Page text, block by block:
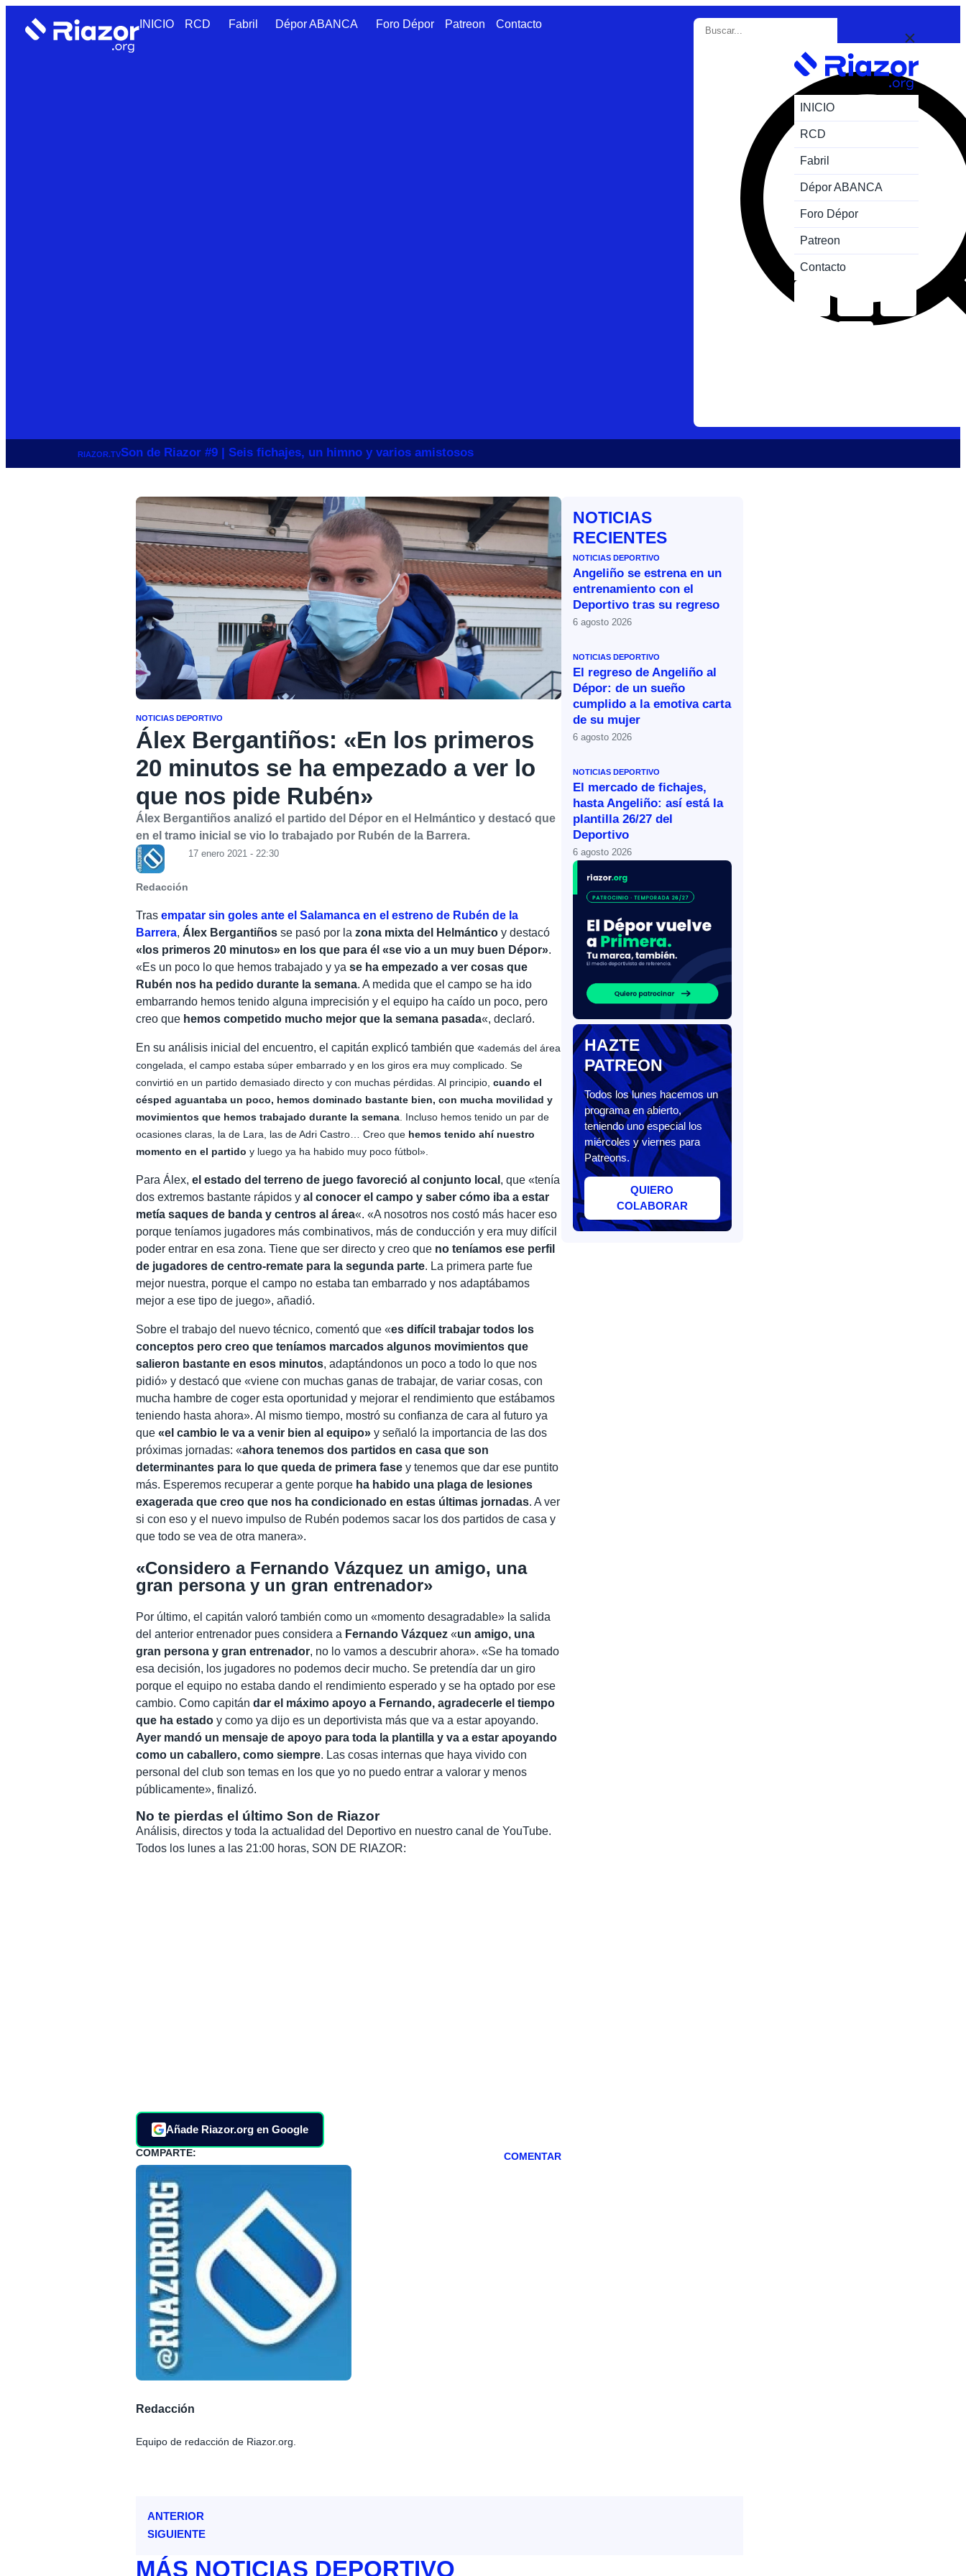
INICIO RCD Fabril Dépor ABANCA Foro Dépor Patreon Contacto
INICIO
RCD
Fabril
Dépor ABANCA
Foro Dépor
Patreon
Contacto
RIAZOR.TVSon de Riazor #9 | Seis fichajes, un himno y varios amistosos
NOTICIAS DEPORTIVO
Álex Bergantiños: «En los primeros
20 minutos se ha empezado a ver lo
que nos pide Rubén»
Álex Bergantiños analizó el partido del Dépor en el Helmántico y destacó que
en el tramo inicial se vio lo trabajado por Rubén de la Barrera.
Redacción
17 enero 2021 - 22:30
Trasempatar sin goles ante el Salamanca en el estreno de Rubén de la
Barrera, Álex Bergantiños se pasó por lazona mixta del Helmántico y destacó
«los primeros 20 minutos» en los que para él «se vio a un muy buen Dépor».
«Es un poco lo que hemos trabajado y yase ha empezado a ver cosas que
Rubén nos ha pedido durante la semana. A medida que el campo se ha ido
embarrando hemos tenido alguna imprecisión y el equipo ha caído un poco, pero
creo que hemos competido mucho mejor que la semana pasada«, declaró.
En su análisis inicial del encuentro, el capitán explicó también que «además del área
congelada, el campo estaba súper embarrado y en los giros era muy complicado. Se
convirtió en un partido demasiado directo y con muchas pérdidas. Al principio,cuando el
césped aguantaba un poco, hemos dominado bastante bien, con mucha movilidad y
movimientos que hemos trabajado durante la semana . Incluso hemos tenido un par de
ocasiones claras, la de Lara, las de Adri Castro… Creo que hemos tenido ahí nuestro
momento en el partido y luego ya ha habido muy poco fútbol».
Para Álex,el estado del terreno de juego favoreció al conjunto local , que «tenía
dos extremos bastante rápidos y al conocer el campo y saber cómo iba a estar
metía saques de banda y centros al área«. «A nosotros nos costó más hacer eso
porque teníamos jugadores más combinativos, más de conducción y era muy difícil
poder entrar en esa zona. Tiene que ser directo y creo que no teníamos ese perfil
de jugadores de centro-remate para la segunda parte. La primera parte fue
mejor nuestra, porque el campo no estaba tan embarrado y nos adaptábamos
mejor a ese tipo de juego», añadió.
Sobre el trabajo del nuevo técnico, comentó que «es difícil trabajar todos los
conceptos pero creo que teníamos marcados algunos movimientos que
salieron bastante en esos minutos, adaptándonos un poco a todo lo que nos
pidió» y destacó que «viene con muchas ganas de trabajar, de variar cosas, con
mucha hambre de coger esta oportunidad y mejorar el rendimiento que estábamos
teniendo hasta ahora». Al mismo tiempo, mostró su confianza de cara al futuro ya
que «el cambio le va a venir bien al equipo» y señaló la importancia de las dos
próximas jornadas: «ahora tenemos dos partidos en casa que son
determinantes para lo que queda de primera fase y tenemos que dar ese puntito
más. Esperemos recuperar a gente porque ha habido una plaga de lesiones
exagerada que creo que nos ha condicionado en estas últimas jornadas. A ver
si con eso y el nuevo impulso de Rubén podemos sacar los dos partidos de casa y
que todo se vea de otra manera».
«Considero a Fernando Vázquez un amigo, una
gran persona y un gran entrenador»
Por último, el capitán valoró también como un «momento desagradable» la salida
del anterior entrenador pues considera a Fernando Vázquez «un amigo, una
gran persona y gran entrenador, no lo vamos a descubrir ahora». «Se ha tomado
esa decisión, los jugadores no podemos decir mucho. Se pretendía dar un giro
porque el equipo no estaba dando el rendimiento esperado y se ha optado por ese
cambio. Como capitándar el máximo apoyo a Fernando, agradecerle el tiempo
que ha estado y como ya dijo es un deportivista más que va a estar apoyando.
Ayer mandó un mensaje de apoyo para toda la plantilla y va a estar apoyando
como un caballero, como siempre. Las cosas internas que haya vivido con
personal del club son temas en los que yo no puedo entrar a valorar y menos
públicamente», finalizó.
No te pierdas el último Son de Riazor
Análisis, directos y toda la actualidad del Deportivo en nuestro canal de YouTube.
Todos los lunes a las 21:00 horas, SON DE RIAZOR:
Añade Riazor.org en Google
COMPARTE: COMENTAR
Redacción
Equipo de redacción de Riazor.org.
NOTICIAS
RECIENTES
NOTICIAS DEPORTIVO
Angeliño se estrena en un
entrenamiento con el
Deportivo tras su regreso
6 agosto 2026
NOTICIAS DEPORTIVO
El regreso de Angeliño al
Dépor: de un sueño
cumplido a la emotiva carta
de su mujer
6 agosto 2026
NOTICIAS DEPORTIVO
El mercado de fichajes,
hasta Angeliño: así está la
plantilla 26/27 del
Deportivo
6 agosto 2026
HAZTE
PATREON
Todos los lunes hacemos un
programa en abierto,
teniendo uno especial los
miércoles y viernes para
Patreons.
QUIERO
COLABORAR
ANTERIOR
SIGUIENTE
MÁS NOTICIAS DEPORTIVO